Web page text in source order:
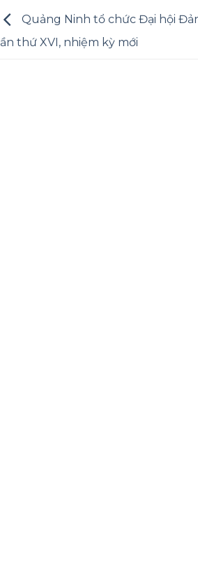
Quảng Ninh tổ chức Đại hội
lần thứ XVI, nhiệm kỳ mới